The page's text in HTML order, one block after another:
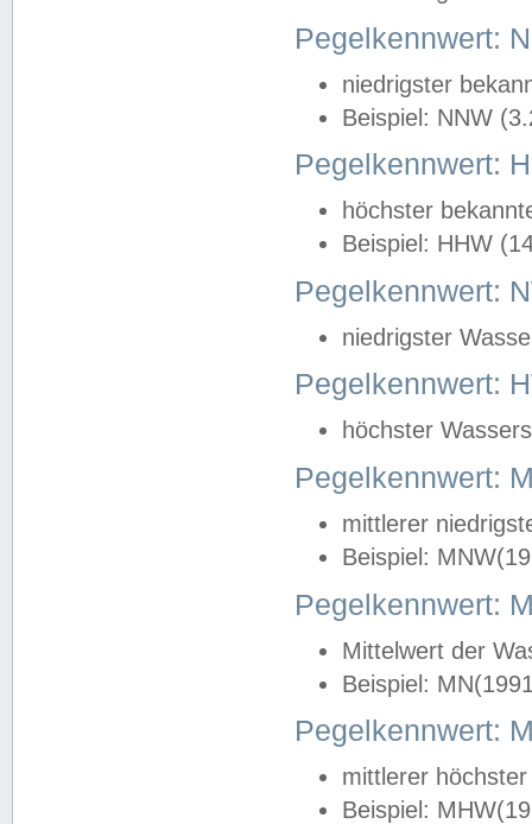
Pegelkennwert:
niedrigster
Beispiel: NNW
Pegelkennwert:
höchster
Beispiel: HHW
Pegelkennwert:
niedrigster
Pegelkennwert:
höchster
Pegelkennwert:
mittlerer
Beispiel:
Pegelkennwert:
Mittelwert der
Beispiel:
Pegelkennwert:
mittlerer
Beispiel: